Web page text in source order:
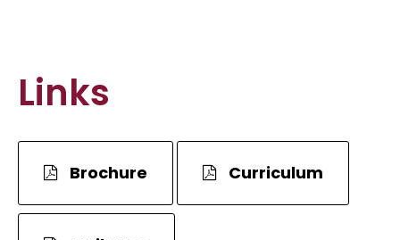
Links
Brochure Curriculum